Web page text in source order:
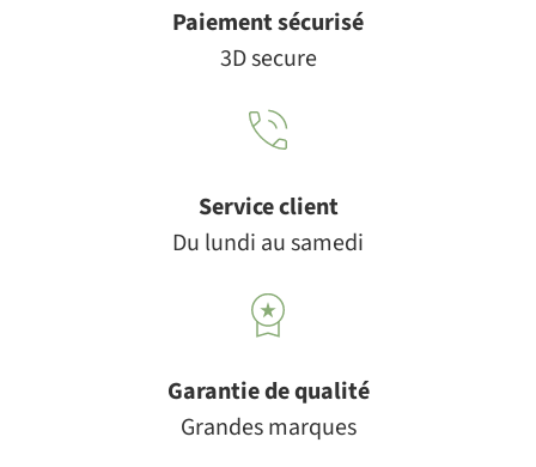
Paiement sécurisé
3D secure
Service client
Du lundi au samedi
Garantie de qualité
Grandes marques